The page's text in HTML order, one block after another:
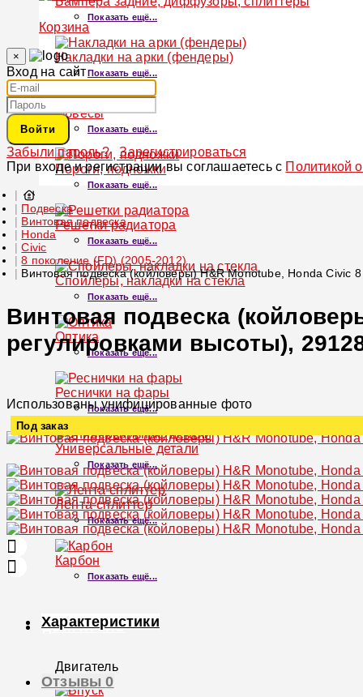
Показать ещё...
Накладки на арки (фендеры)
Показать ещё...
Обвесы
Показать ещё...
Пороги, подножки
Показать ещё...
Решетки радиатора
Показать ещё...
Спойлеры, накладки на стекла
Показать ещё...
Оптика
Показать ещё...
Реснички на фары
Показать ещё...
Универсальные детали
Показать ещё...
Лента-сплиттер
Показать ещё...
Карбон
Показать ещё...
ДВИГАТЕЛЬ
Двигатель
×
Корзина
×
Вход на сайт
Войти
Забыли пароль?
Зарегистрироваться
При входе и регистрации вы соглашаетесь с Политикой
Подвеска
Винтовая подвеска
Honda
Civic
8 поколение (FD) (2005-2012)
Винтовая подвеска (койловеры) H&R Monotube, Honda Civic
Винтовая подвеска
регулировками высоты),
Использованы унифицированные фото
Под заказ
Увеличить
Характеристики
Отзывы0